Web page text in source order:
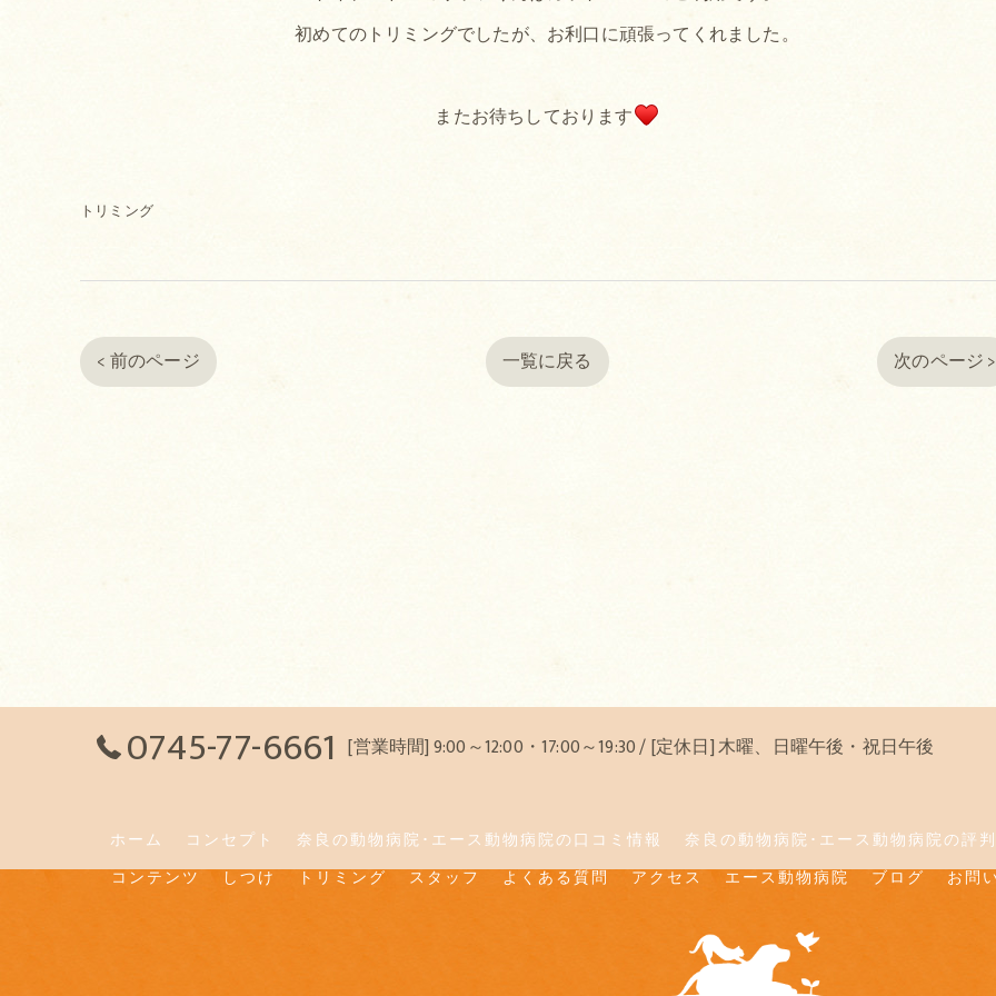
初めてのトリミングでしたが、お利口に頑張ってくれました。
またお待ちしております
トリミング
< 前のページ 一覧に戻る 次のページ >
0745-77-6661 [営業時間] 9:00～12:00・17:00～19:30 / [定休日] 木曜、日曜午後・祝日午後
ホーム コンセプト 奈良の動物病院･エース動物病院の口コミ情報
奈良の動物病院･エース動物病院の評判
コンテンツ
しつけ トリミング スタッフ よくある質問 アクセス エース動物病院 ブログ お問